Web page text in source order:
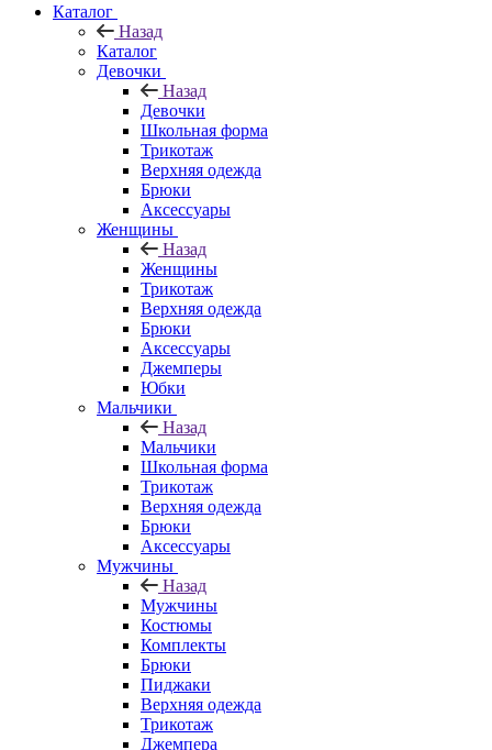
Каталог
Назад
Каталог
Девочки
Назад
Девочки
Школьная форма
Трикотаж
Верхняя одежда
Брюки
Аксессуары
Женщины
Назад
Женщины
Трикотаж
Верхняя одежда
Брюки
Аксессуары
Джемперы
Юбки
Мальчики
Назад
Мальчики
Школьная форма
Трикотаж
Верхняя одежда
Брюки
Аксессуары
Мужчины
Назад
Мужчины
Костюмы
Комплекты
Брюки
Пиджаки
Верхняя одежда
Трикотаж
Джемпера